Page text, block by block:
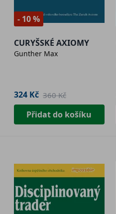
- 10 %
CURYŠSKÉ AXIOMY
Gunther Max
324 Kč 360 Kč
Přidat do košíku